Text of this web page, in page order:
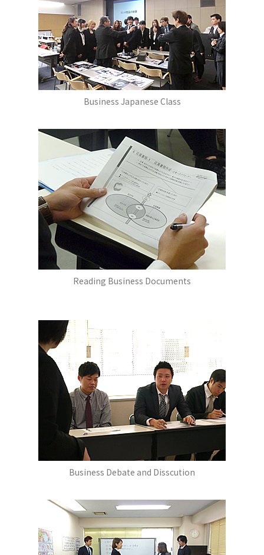
Business Japanese Class
Reading Business Documents
Business Debate and Disscution